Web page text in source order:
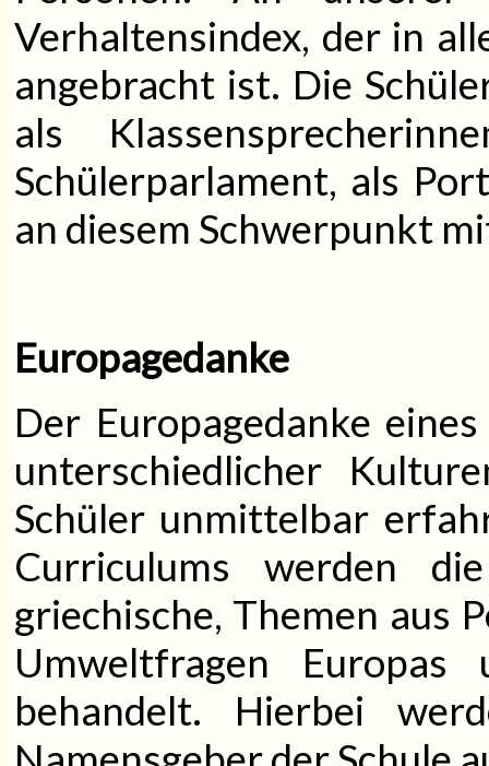
Verhaltensindex, der in
angebracht ist. Die
als
Schülerparlament, als
an diesem Schwerpunkt
Europagedanke
Der Europagedanke
unterschiedlicher
Schüler unmittelbar
Curriculums werden
griechische, Themen aus
Umweltfragen
behandelt. Hierbei